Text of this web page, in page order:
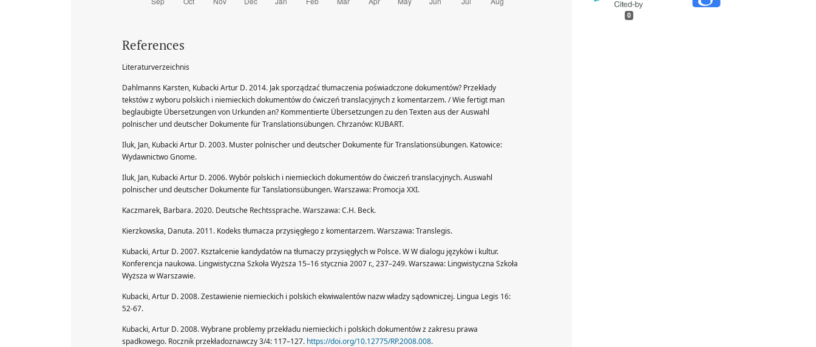
0
References
Literaturverzeichnis
Dahlmanns Karsten, Kubacki Artur D. 2014. Jak sporządzać tłumaczenia poświadczone dokumentów? Przekłady
tekstów z wyboru polskich i niemieckich dokumentów do ćwiczeń translacyjnych z komentarzem. / Wie fertigt man
beglaubigte Übersetzungen von Urkunden an? Kommentierte Übersetzungen zu den Texten aus der Auswahl
polnischer und deutscher Dokumente für Translationsübungen. Chrzanów: KUBART.
Iluk, Jan, Kubacki Artur D. 2003. Muster polnischer und deutscher Dokumente für Translationsübungen. Katowice:
Wydawnictwo Gnome.
Iluk, Jan, Kubacki Artur D. 2006. Wybór polskich i niemieckich dokumentów do ćwiczeń translacyjnych. Auswahl
polnischer und deutscher Dokumente für Tanslationsübungen. Warszawa: Promocja XXI.
Kaczmarek, Barbara. 2020. Deutsche Rechtssprache. Warszawa: C.H. Beck.
Kierzkowska, Danuta. 2011. Kodeks tłumacza przysięgłego z komentarzem. Warszawa: Translegis.
Kubacki, Artur D. 2007. Kształcenie kandydatów na tłumaczy przysięgłych w Polsce. W W dialogu języków i kultur.
Konferencja naukowa. Lingwistyczna Szkoła Wyższa 15–16 stycznia 2007 r., 237–249. Warszawa: Lingwistyczna Szkoła
Wyższa w Warszawie.
Kubacki, Artur D. 2008. Zestawienie niemieckich i polskich ekwiwalentów nazw władzy sądowniczej. Lingua Legis 16:
52-67.
Kubacki, Artur D. 2008. Wybrane problemy przekładu niemieckich i polskich dokumentów z zakresu prawa
spadkowego. Rocznik przekładoznawczy 3/4: 117–127. https://doi.org/10.12775/RP.2008.008.